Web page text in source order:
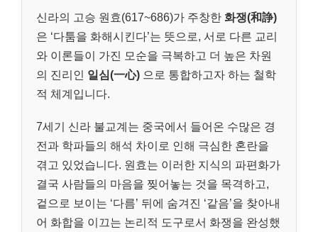
신라의 고승 원효(617~686)가 주창한 화쟁(和諍)
은 ‘다툼을 화해시킨다’는 뜻으로, 서로 다른 교리
와 이론들이 가진 모순을 극복하고 더 높은 차원
의 진리인 일심(一心) 으로 통합하고자 하는 철학
적 체계입니다.
7세기 신라 불교계는 중국에서 들어온 수많은 경
전과 학파들의 해석 차이로 인해 극심한 혼란을
겪고 있었습니다. 원효는 이러한 지식의 파편화가
결국 사람들의 마음을 찢어놓는 것을 목격하고,
겉으로 보이는 ‘다름’ 뒤에 숨겨진 ‘같음’을 찾아내
어 화합을 이끄는 논리적 도구로서 화쟁을 완성했